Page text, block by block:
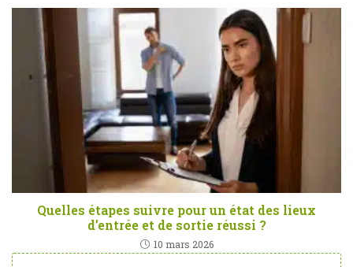
Quelles étapes suivre pour un état des lieux
d’entrée et de sortie réussi ?
10 mars 2026